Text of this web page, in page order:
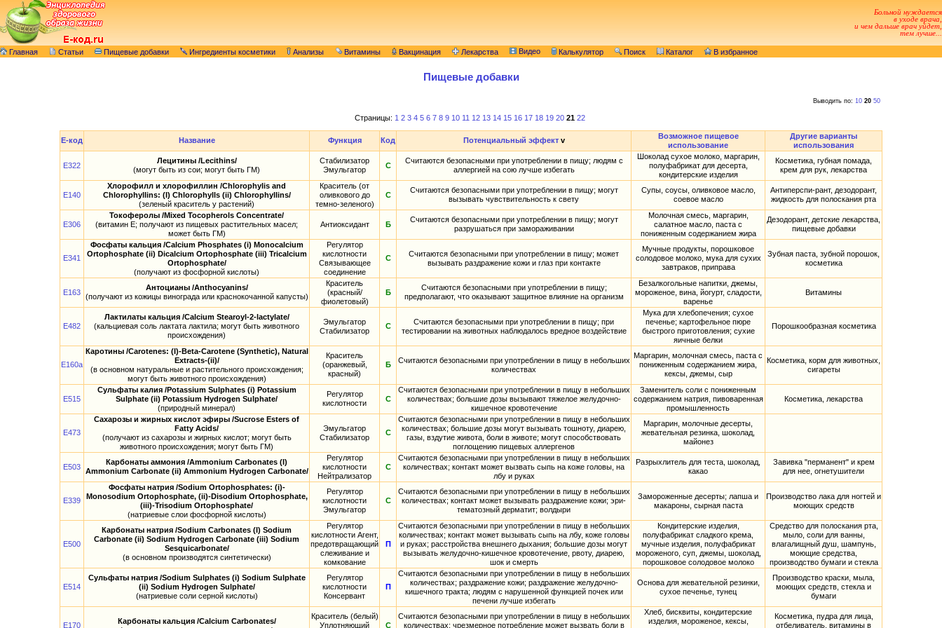
Больной нуждается
в уходе врача,
и чем дальше врач уйдет,
тем лучше...
Главная Статьи Пищевые добавки Ингредиенты косметики Анализы Витамины Вакцинация Лекарства Видео Калькулятор Поиск Каталог В избранное
Пищевые добавки
Выводить по: 10 20 50
Страницы: 1 2 3 4 5 6 7 8 9 10 11 12 13 14 15 16 17 18 19 20 21 22
E-код Название Функция Код Потенциальный эффектv
Возможное пищевое
использование
Другие варианты
использования
E322
Лецитины /Lecithins/
(могут быть из сои; могут быть ГМ)
Стабилизатор
Эмульгатор
С
Считаются безопасными при употреблении в пищу; людям с
аллергией на сою лучше избегать
Шоколад сухое молоко, маргарин,
полуфабрикат для десерта,
кондитерские изделия
Косметика, губная помада,
крем для рук, лекарства
E140
Хлорофилл и хлорофиллин /Chlorophylis and
Chlorophyllins: (I) Chlorophylls (ii) Chlorophyllins/
(зеленый краситель у растений)
Краситель (от
оливкового до
темно-зеленого)
С
Считаются безопасными при употреблении в пищу; могут
вызывать чувствительность к свету
Супы, соусы, оливковое масло,
соевое масло
Антиперспи-рант, дезодорант,
жидкость для полоскания рта
E306
Токоферолы /Mixed Tocopherols Concentrate/
(витамин E; получают из пищевых растительных масел;
может быть ГМ)
Антиоксидант Б
Считаются безопасными при употреблении в пищу; могут
разрушаться при замораживании
Молочная смесь, маргарин,
салатное масло, паста с
пониженным содержанием жира
Дезодорант, детские лекарства,
пищевые добавки
E341
Фосфаты кальция /Calcium Phosphates (i) Monocalcium
Ortophosphate (ii) Dicalcium Ortophosphate (iii) Tricalcium
Ortophosphate/
(получают из фосфорной кислоты)
Регулятор
кислотности
Связывающее
соединение
С
Считаются безопасными при употреблении в пищу; может
вызывать раздражение кожи и глаз при контакте
Мучные продукты, порошковое
солодовое молоко, мука для сухих
завтраков, приправа
Зубная паста, зубной порошок,
косметика
E163
Антоцианы /Anthocyanins/
(получают из кожицы винограда или краснокочанной капусты)
Краситель
(красный/
фиолетовый)
Б
Считаются безопасными при употреблении в пищу;
предполагают, что оказывают защитное влияние на организм
Безалкогольные напитки, джемы,
мороженое, вина, йогурт, сладости,
варенье
Витамины
E482
Лактилаты кальция /Calcium Stearoyl-2-lactylate/
(кальциевая соль лактата лактила; могут быть животного
происхождения)
Эмульгатор
Стабилизатор
С
Считаются безопасными при употреблении в пищу; при
тестировании на животных наблюдалось вредное воздействие
Мука для хлебопечения; сухое
печенье; картофельное пюре
быстрого приготовления; сухие
яичные белки
Порошкообразная косметика
E160a
Каротины /Carotenes: (I)-Beta-Carotene (Synthetic), Natural
Extracts-(ii)/
(в основном натуральные и растительного происхождения;
могут быть животного происхождения)
Краситель
(оранжевый,
красный)
Б
Считаются безопасными при употреблении в пищу в небольших
количествах
Маргарин, молочная смесь, паста с
пониженным содержанием жира,
кексы, джемы, сыр
Косметика, корм для животных,
сигареты
E515
Сульфаты калия /Potassium Sulphates (i) Potassium
Sulphate (ii) Potassium Hydrogen Sulphate/
(природный минерал)
Регулятор
кислотности
С
Считаются безопасными при употреблении в пищу в небольших
количествах; большие дозы вызывают тяжелое желудочно-
кишечное кровотечение
Заменитель соли с пониженным
содержанием натрия, пивоваренная
промышленность
Косметика, лекарства
E473
Сахарозы и жирных кислот эфиры /Sucrose Esters of
Fatty Acids/
(получают из сахарозы и жирных кислот; могут быть
животного происхождения; могут быть ГМ)
Эмульгатор
Стабилизатор
С
Считаются безопасными при употреблении в пищу в небольших
количествах; большие дозы могут вызывать тошноту, диарею,
газы, вздутие живота, боли в животе; могут способствовать
поглощению пищевых аллергенов
Маргарин, молочные десерты,
жевательная резинка, шоколад,
майонез
E503
Карбонаты аммония /Ammonium Carbonates (I)
Ammonium Carbonate (ii) Ammonium Hydrogen Carbonate/
Регулятор
кислотности
Нейтрализатор
С
Считаются безопасными при употреблении в пищу в небольших
количествах; контакт может вызвать сыпь на коже головы, на
лбу и руках
Разрыхлитель для теста, шоколад,
какао
Завивка "перманент" и крем
для нее, огнетушители
E339
Фосфаты натрия /Sodium Ortophosphates: (i)-
Monosodium Ortophosphate, (ii)-Disodium Ortophosphate,
(iii)-Trisodium Ortophosphate/
(натриевые слои фосфорной кислоты)
Регулятор
кислотности
Эмульгатор
С
Считаются безопасными при употреблении в пищу в небольших
количествах; контакт может вызывать раздражение кожи; эри-
тематозный дерматит; волдыри
Замороженные десерты; лапша и
макароны, сырная паста
Производство лака для ногтей и
моющих средств
E500
Карбонаты натрия /Sodium Carbonates (I) Sodium
Carbonate (ii) Sodium Hydrogen Carbonate (iii) Sodium
Sesquicarbonate/
(в основном производятся синтетически)
Регулятор
кислотности Агент,
предотвращающий
слеживание и
комкование
П
Считаются безопасными при употреблении в пищу в небольших
количествах; контакт может вызывать сыпь на лбу, коже головы
и руках; расстройства внешнего дыхания; большие дозы могут
вызывать желудочно-кишечное кровотечение, рвоту, диарею,
шок и смерть
Кондитерские изделия,
полуфабрикат сладкого крема,
мучные изделия, полуфабрикат
мороженого, суп, джемы, шоколад,
порошковое солодовое молоко
Средство для полоскания рта,
мыло, соли для ванны,
влагалищный душ, шампунь,
моющие средства,
производство бумаги и стекла
E514
Сульфаты натрия /Sodium Sulphates (i) Sodium Sulphate
(ii) Sodium Hydrogen Sulphate/
(натриевые соли серной кислоты)
Регулятор
кислотности
Консервант
П
Считаются безопасными при употреблении в пищу в небольших
количествах; раздражение кожи; раздражение желудочно-
кишечного тракта; людям с нарушенной функцией почек или
печени лучше избегать
Основа для жевательной резинки,
сухое печенье, тунец
Производство краски, мыла,
моющих средств, стекла и
бумаги
E170
Карбонаты кальция /Calcium Carbonates/
Краситель (белый)
Уплотняющий
С
Считаются безопасными при употреблении в пищу в небольших
количествах; чрезмерное потребление может вызвать боли в
Хлеб, бисквиты, кондитерские
изделия, мороженое, кексы,
Косметика, пудра для лица,
отбеливатель, витамины в